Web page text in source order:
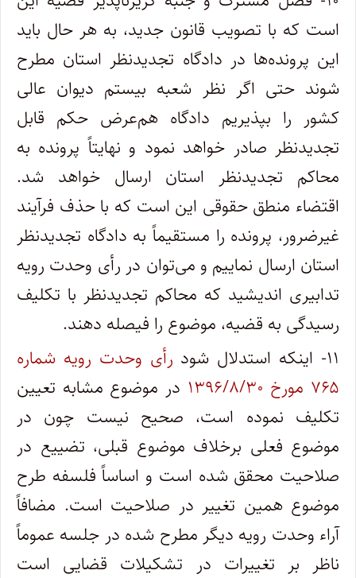
است که با تصویب قانون جدید، به هر حال باید
این پرونده‌ها در دادگاه تجدیدنظر استان مطرح
شوند حتی اگر نظر شعبه بیستم دیوان عالی
کشور را بپذیریم دادگاه هم‌عرض حکم قابل
تجدیدنظر صادر خواهد نمود و نهایتاً پرونده به
محاکم تجدیدنظر استان ارسال خواهد شد.
اقتضاء منطق حقوقی این است که با حذف فرآیند
غیرضرور، پرونده را مستقیماً به دادگاه تجدیدنظر
استان ارسال نماییم و می‌توان در رأی وحدت رویه
تدابیری اندیشید که محاکم تجدیدنظر با تکلیف
رسیدگی به قضیه، موضوع را فیصله دهند.
۱۱- اینکه استدلال شود
رأی وحدت رویه شماره
۷۶۵ مورخ ۱۳۹۶/۸/۳۰
در موضوع مشابه تعیین
تکلیف نموده است، صحیح نیست چون در
موضوع فعلی برخلاف موضوع قبلی، تضییع در
صلاحیت محقق شده است و اساساً فلسفه طرح
موضوع همین تغییر در صلاحیت است. مضافاً
آراء وحدت رویه دیگر مطرح شده در جلسه عموماً
ناظر بر تغییرات در تشکیلات قضایی است